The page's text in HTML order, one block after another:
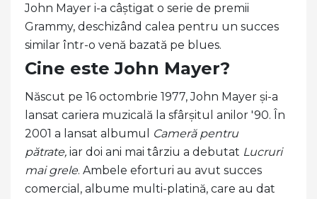
John Mayer i-a câștigat o serie de premii
Grammy, deschizând calea pentru un succes
similar într-o venă bazată pe blues.
Cine este John Mayer?
Născut pe 16 octombrie 1977, John Mayer și-a
lansat cariera muzicală la sfârșitul anilor '90. În
2001 a lansat albumul
Cameră pentru
pătrate, iar doi ani mai târziu a debutat Lucruri
mai grele. Ambele eforturi au avut succes
comercial, albume multi-platină, care au dat